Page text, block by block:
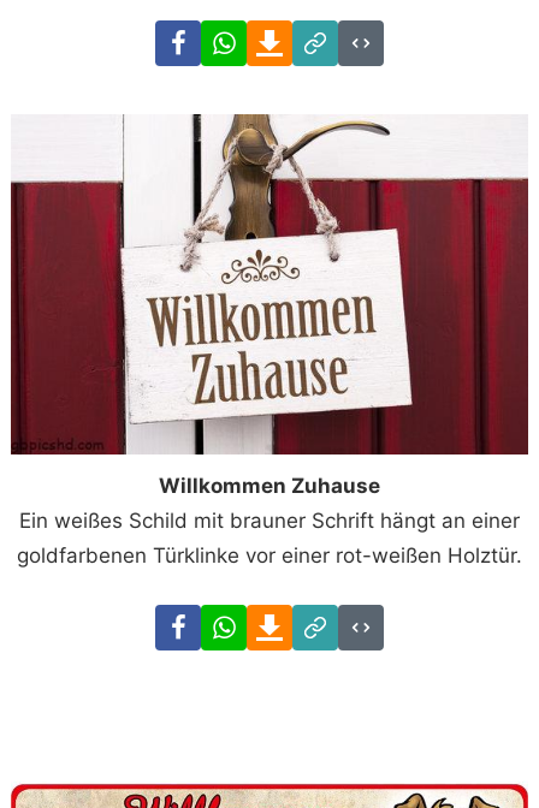
FacebookWhatsAppDownload
Link
Code
Willkommen Zuhause
Ein weißes Schild mit brauner Schrift hängt an einer
goldfarbenen Türklinke vor einer rot-weißen Holztür.
FacebookWhatsAppDownload
Link
Code